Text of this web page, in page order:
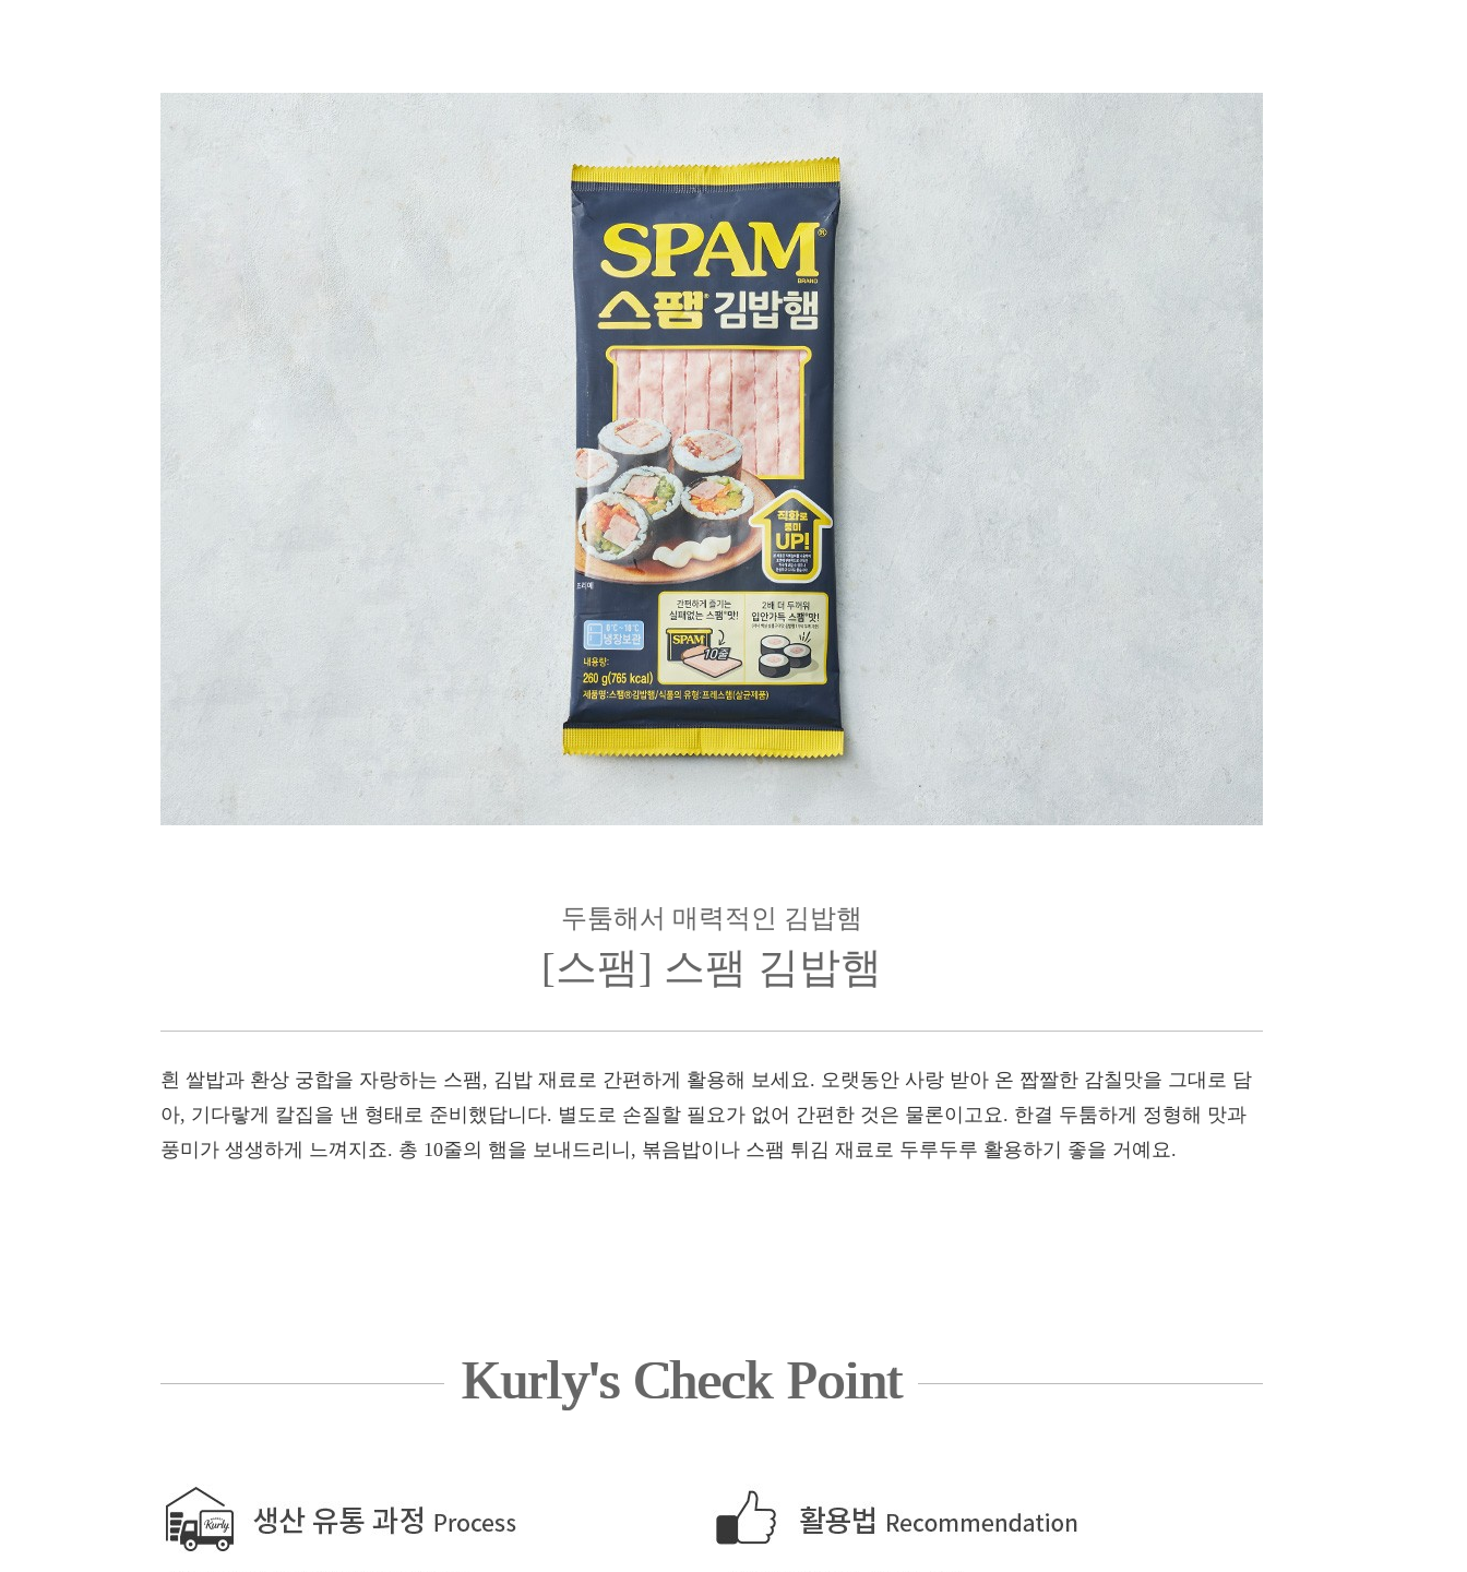
두툼해서 매력적인 김밥햄
[스팸] 스팸 김밥햄
흰 쌀밥과 환상 궁합을 자랑하는 스팸, 김밥 재료로 간편하게 활용해 보세요. 오랫동안 사랑 받아 온 짭짤한 감칠맛을 그대로 담
아, 기다랗게 칼집을 낸 형태로 준비했답니다. 별도로 손질할 필요가 없어 간편한 것은 물론이고요. 한결 두툼하게 정형해 맛과
풍미가 생생하게 느껴지죠. 총 10줄의 햄을 보내드리니, 볶음밥이나 스팸 튀김 재료로 두루두루 활용하기 좋을 거예요.
Kurly's Check Point